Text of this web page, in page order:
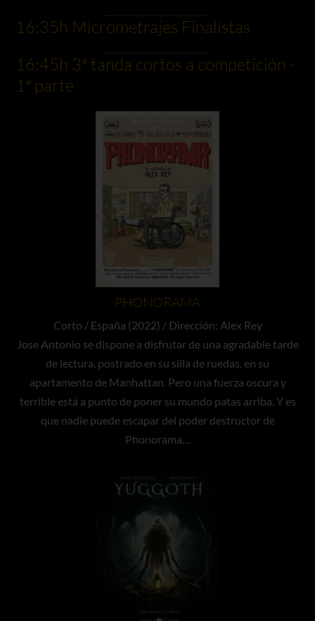
16:35h Micrometrajes Finalistas
16:45h 3ª tanda cortos a competición -
1ª parte
PHONORAMA
Corto / España (2022) / Dirección: Alex Rey
Jose Antonio se dispone a disfrutar de una agradable tarde
de lectura, postrado en su silla de ruedas, en su
apartamento de Manhattan. Pero una fuerza oscura y
terrible está a punto de poner su mundo patas arriba. Y es
que nadie puede escapar del poder destructor de
Phonorama…